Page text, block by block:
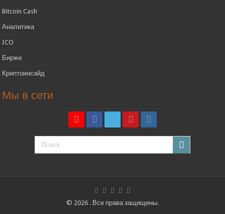
Bitcoin Cash
Аналитика
ICO
Биржи
Криптоинсайд
Мы в сети
© 2026 . Все права защищены.